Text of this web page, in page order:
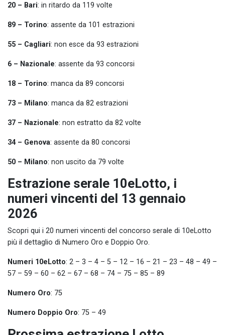
20 – Bari: in ritardo da 119 volte
89 – Torino: assente da 101 estrazioni
55 – Cagliari: non esce da 93 estrazioni
6 – Nazionale: assente da 93 concorsi
18 – Torino: manca da 89 concorsi
73 – Milano: manca da 82 estrazioni
37 – Nazionale: non estratto da 82 volte
34 – Genova: assente da 80 concorsi
50 – Milano: non uscito da 79 volte
Estrazione serale 10eLotto, i
numeri vincenti del 13 gennaio
2026
Scopri qui i 20 numeri vincenti del concorso serale di 10eLotto
più il dettaglio di Numero Oro e Doppio Oro.
Numeri 10eLotto: 2 – 3 – 4 – 5 – 12 – 16 – 21 – 23 – 48 – 49 –
57 – 59 – 60 – 62 – 67 – 68 – 74 – 75 – 85 – 89
Numero Oro: 75
Numero Doppio Oro: 75 – 49